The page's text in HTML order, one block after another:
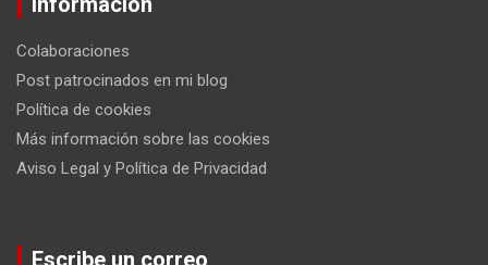
Colaboraciones
Post patrocinados en mi blog
Política de cookies
Más información sobre las cookies
Aviso Legal y Política de Privacidad
Escribe un correo